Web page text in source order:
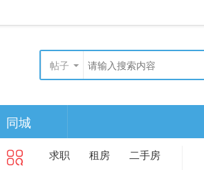
帖子
同城
求职 租房
二手房